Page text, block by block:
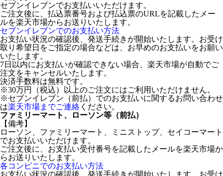
セブンイレブンでお支払いいただけます。
ご注文後に、払込票番号および払込票のURLを記載したメー
ルを楽天市場からお送りいたします。
セブンイレブンでのお支払い方法
お支払い状況の確認後、発送手続きが開始いたします。お受け
取り希望日をご指定の場合などは、お早めのお支払いをお願い
いたします。
7日以内にお支払いが確認できない場合、楽天市場が自動でご
注文をキャンセルいたします。
決済手数料は無料です。
※30万円（税込）以上のご注文にはご利用いただけません。
※セブンイレブン（前払）でのお支払いに関するお問い合わせ
は楽天市場までご連絡 ください。
ファミリーマート、ローソン等（前払）
【備考】
ローソン、ファミリーマート、ミニストップ、セイコーマート
でお支払いいただけます。
ご注文後に、お支払い受付番号を記載したメールを楽天市場か
らお送りいたします。
各コンビニでのお支払い方法
お支払い状況の確認後、発送手続きが開始いたします。お受け